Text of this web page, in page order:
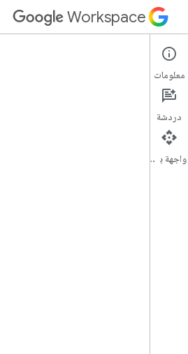
Workspace
Google Drive
نظرة عامة
معلومات
دردشة
واجهة برمجة التطبيقات